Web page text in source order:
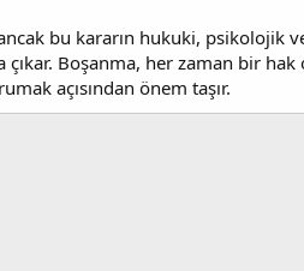
bu kararın hukuki,
Boşanma, her zaman bir
açısından önem taşır.